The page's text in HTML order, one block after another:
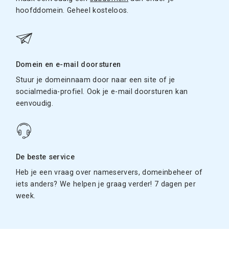
hoofddomein. Geheel kosteloos.
Domein en e-mail doorsturen
Stuur je domeinnaam door naar een site of je
socialmedia-profiel. Ook je e-mail doorsturen kan
eenvoudig.
De beste service
Heb je een vraag over nameservers, domeinbeheer of
iets anders? We helpen je graag verder! 7 dagen per
week.